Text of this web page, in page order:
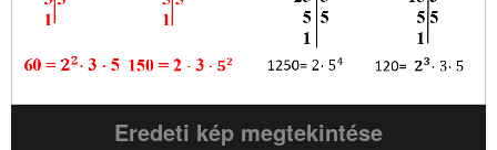
Eredeti kép megtekintése